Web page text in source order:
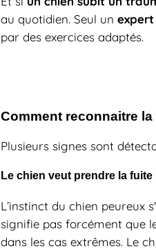
au quotidien. Seul un
par des exercices adaptés.
Comment reconnaitre
Plusieurs signes sont
Le chien veut prendre la fuite
L’instinct du chien peureux
signifie pas forcément que
dans les cas extrêmes. Le